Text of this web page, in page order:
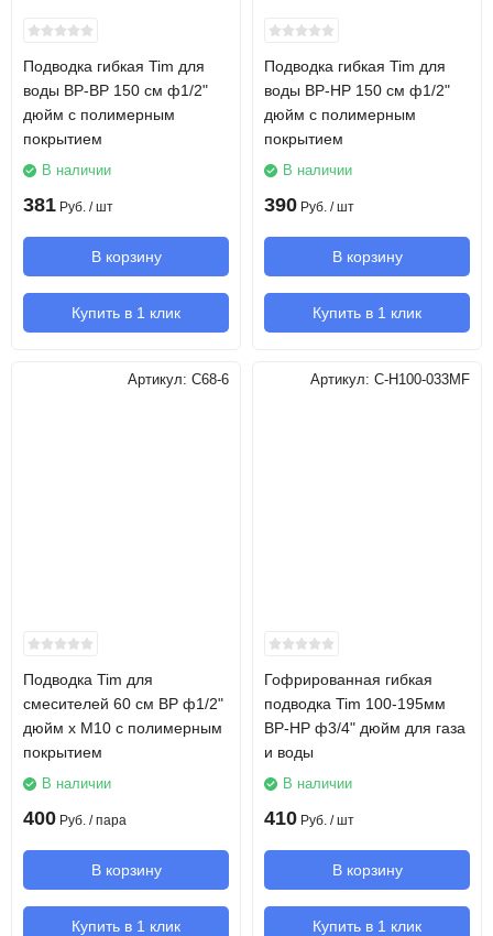
Подводка гибкая Tim для
воды ВР-ВР 150 см ф1/2"
дюйм с полимерным
покрытием
В наличии
381 Руб. / шт
В корзину
Купить в 1 клик
Подводка гибкая Tim для
воды ВР-НР 150 см ф1/2"
дюйм с полимерным
покрытием
В наличии
390 Руб. / шт
В корзину
Купить в 1 клик
Артикул: C68-6
Подводка Tim для
смесителей 60 см ВР ф1/2"
дюйм х М10 с полимерным
покрытием
В наличии
400 Руб. / пара
В корзину
Купить в 1 клик
Артикул: C-H100-033MF
Гофрированная гибкая
подводка Tim 100-195мм
ВР-НР ф3/4" дюйм для газа
и воды
В наличии
410 Руб. / шт
В корзину
Купить в 1 клик